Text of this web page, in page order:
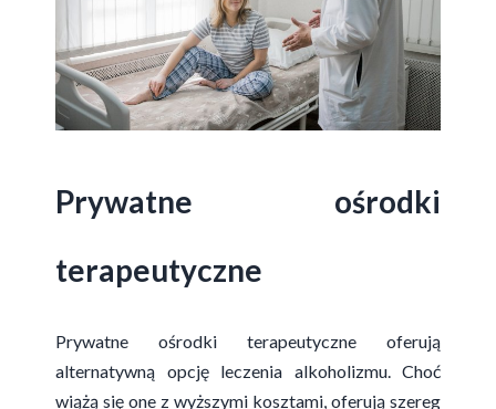
Prywatne ośrodki
terapeutyczne
Prywatne ośrodki terapeutyczne oferują
alternatywną opcję leczenia alkoholizmu. Choć
wiążą się one z wyższymi kosztami, oferują szereg